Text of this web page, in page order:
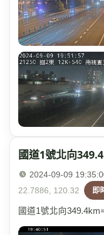
國道1號北向
2024-09-09
22.7886, 120.32
即
國道1號北向